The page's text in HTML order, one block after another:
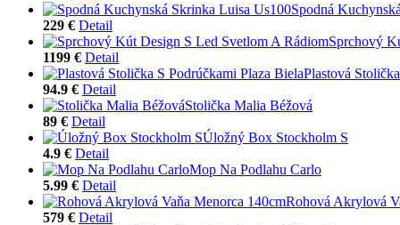
Spodná
229 € Detail
Sprchový
1199 € Detail
Plastová
94.9 € Detail
Stolička Malia Béžová
89 € Detail
Úložný Box Stockholm S
4.9 € Detail
Mop Na Podlahu Carlo
5.99 € Detail
Rohová Akrylová
579 € Detail